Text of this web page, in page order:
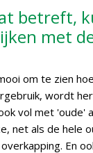
betreft,
met
om te zien
wordt
vol met 'oude'
net als de hele
En